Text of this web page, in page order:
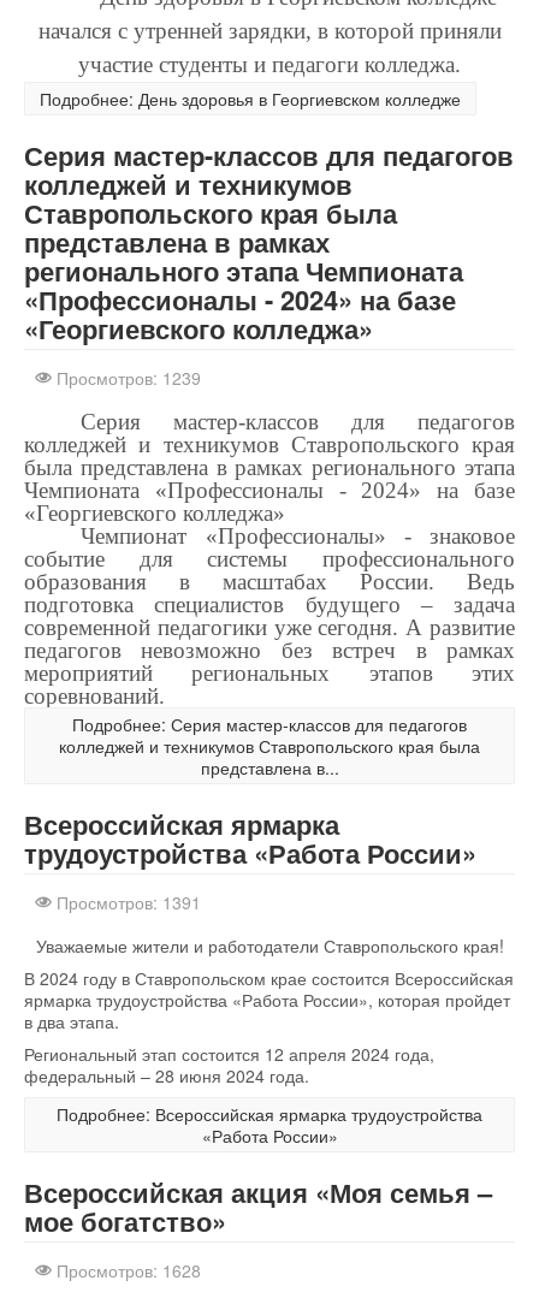
начался с утренней зарядки, в которой приняли
участие студенты и педагоги колледжа.
Подробнее: День здоровья в Георгиевском колледже
Серия мастер-классов для педагогов
колледжей и техникумов
Ставропольского края была
представлена в рамках
регионального этапа Чемпионата
«Профессионалы - 2024» на базе
«Георгиевского колледжа»
Просмотров: 1239
Серия мастер-классов для педагогов
колледжей и техникумов Ставропольского края
была представлена в рамках регионального этапа
Чемпионата «Профессионалы - 2024» на базе
«Георгиевского колледжа»
Чемпионат «Профессионалы» - знаковое
событие для системы профессионального
образования в масштабах России. Ведь
подготовка специалистов будущего – задача
современной педагогики уже сегодня. А развитие
педагогов невозможно без встреч в рамках
мероприятий региональных этапов этих
соревнований.
Подробнее: Серия мастер-классов для педагогов
колледжей и техникумов Ставропольского края была
представлена в...
Всероссийская ярмарка
трудоустройства «Работа России»
Просмотров: 1391
Уважаемые жители и работодатели Ставропольского края!
В 2024 году в Ставропольском крае состоится Всероссийская
ярмарка трудоустройства «Работа России», которая пройдет
в два этапа.
Региональный этап состоится 12 апреля 2024 года,
федеральный – 28 июня 2024 года.
Подробнее: Всероссийская ярмарка трудоустройства
«Работа России»
Всероссийская акция «Моя семья –
мое богатство»
Просмотров: 1628